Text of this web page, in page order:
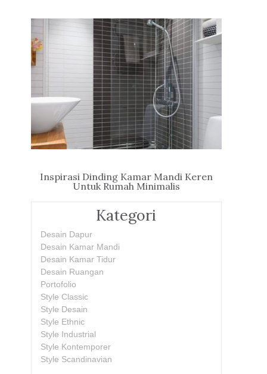
Inspirasi Dinding Kamar Mandi Keren
Untuk Rumah Minimalis
Kategori
Desain Dapur
Desain Kamar Mandi
Desain Kamar Tidur
Desain Ruangan
Portofolio
Style Classic
Style Desain
Style Ethnic
Style Industrial
Style Kontemporer
Style Scandinavian